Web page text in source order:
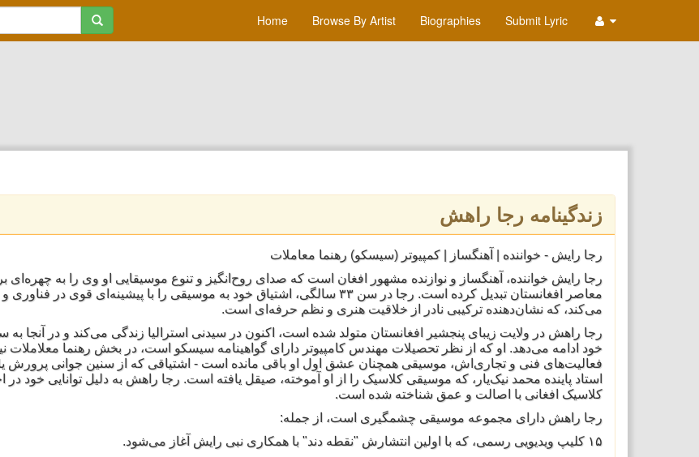
Home Browse By Artist Biographies Submit Lyric
زندگینامه رجا راهش
رجا رایش - خواننده | آهنگساز | کمپیوتر (سیسکو) رهنما معاملات
رجا رایش خواننده، آهنگساز و نوازنده مشهور افغان است که صدای روح‌انگیز و تنوع موسیقایی او وی را به
معاصر افغانستان تبدیل کرده است. رجا در سن ۳۳ سالگی، اشتیاق خود به موسیقی را با پیشینه‌ای
می‌کند، که نشان‌دهنده ترکیبی نادر از خلاقیت هنری و نظم حرفه‌ای است.
رجا راهش در ولایت زیبای پنجشیر افغانستان متولد شده است، اکنون در سیدنی استرالیا زندگی می‌کند و در آنجا
خود ادامه می‌دهد. او که از نظر تحصیلات مهندس کامپیوتر دارای گواهینامه سیسکو است، در بخش رهنما معلاملات
فعالیت‌های فنی و تجاری‌اش، موسیقی همچنان عشق اول او باقی مانده است - اشتیاقی که از سنین جوانی پرورش
استاد پاینده محمد نیک‌یار، که موسیقی کلاسیک را از او آموخته، صیقل یافته است. رجا راهش به دلیل توانایی خود
کلاسیک افغانی با اصالت و عمق شناخته شده است.
رجا راهش دارای مجموعه موسیقی چشمگیری است، از جمله:
۱۵ کلیپ ویدیویی رسمی، که با اولین انتشارش "نقطه دند" با همکاری نبی رایش آغاز می‌شود.